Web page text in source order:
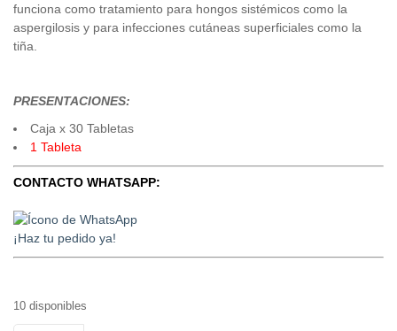
funciona como tratamiento para hongos sistémicos como la
aspergilosis y para infecciones cutáneas superficiales como la
tiña.
PRESENTACIONES:
Caja x 30 Tabletas
1 Tableta
CONTACTO WHATSAPP:
¡Haz tu pedido ya!
10 disponibles